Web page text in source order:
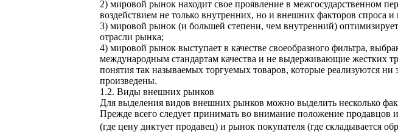
2) мировой рынок находит свое проявление в межгосударственном
воздействием не только внутренних, но и внешних факторов спроса и
3) мировой рынок (и большей степени, чем внутренний)
отрасли рынка;
4) мировой рынок выступает в качестве своеобразного фильтра,
международным стандартам качества и не выдерживающие жестких
понятия так называемых торгуемых товаров, которые реализуются
произведены.
1.2. Виды внешних рынков
Для выделения видов внешних рынков можно выделить несколько
Прежде всего следует принимать во внимание положение
(где цену диктует продавец) и рынок покупателя (где складывается